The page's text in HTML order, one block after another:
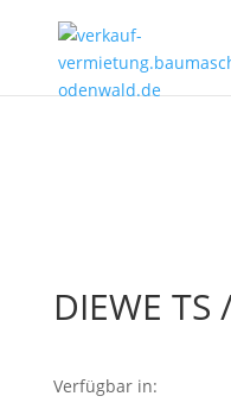
DIEWE
Verfügbar in: